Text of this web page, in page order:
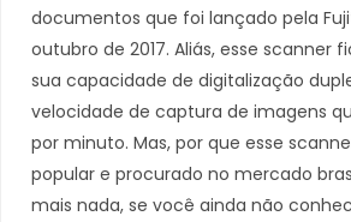
documentos que foi lançado pela
outubro de 2017. Aliás, esse scanner
sua capacidade de digitalização
velocidade de captura de imagens
por minuto. Mas, por que esse
popular e procurado no mercado
mais nada, se você ainda não